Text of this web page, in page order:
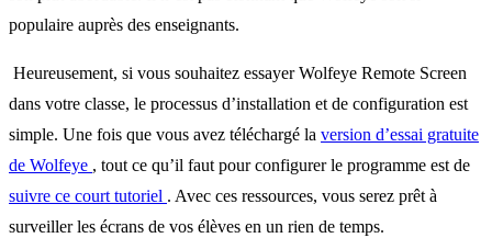
populaire auprès des enseignants.
Heureusement, si vous souhaitez essayer Wolfeye Remote Screen
dans votre classe, le processus d’installation et de configuration est
simple. Une fois que vous avez téléchargé la version d’essai gratuite
de Wolfeye , tout ce qu’il faut pour configurer le programme est de
suivre ce court tutoriel . Avec ces ressources, vous serez prêt à
surveiller les écrans de vos élèves en un rien de temps.